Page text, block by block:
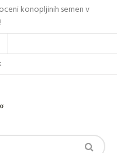
konopljinih semen v